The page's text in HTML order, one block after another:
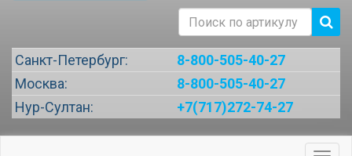
Санкт-Петербург:
8-800-505-40-27
Москва:
8-800-505-40-27
Нур-Султан:
+7(717)272-74-27